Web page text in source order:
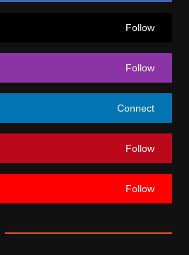
Follow
Follow
Connect
Follow
Follow